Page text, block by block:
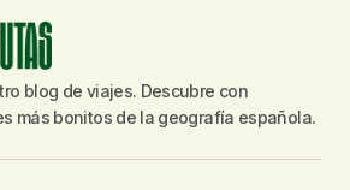
blog de viajes. Descubre con
más bonitos de la geografía española.